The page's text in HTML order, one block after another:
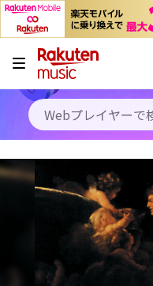
キャンペーン
料金プラン
使い方
初回30日間無料お試し